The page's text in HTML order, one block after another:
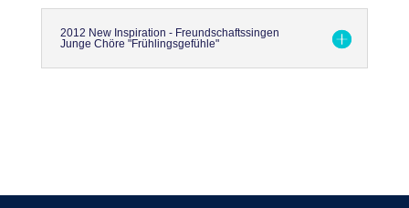
2012 New Inspiration - Freundschaftssingen
Junge Chöre "Frühlingsgefühle"